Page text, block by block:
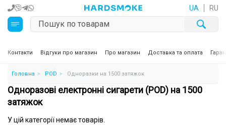
UA RU
Кальяни
Тютюн для кальяну та кальянні суміші
Вугілля для кальяну
Чаші для кальяну
Контакти Відгуки про магазин Про магазин Доставка та оплата
Головна POD Одноразки на 1500 затяжок
Одноразові електронні сигарети (POD) на 1500
затяжок
У цій категорії немає товарів.